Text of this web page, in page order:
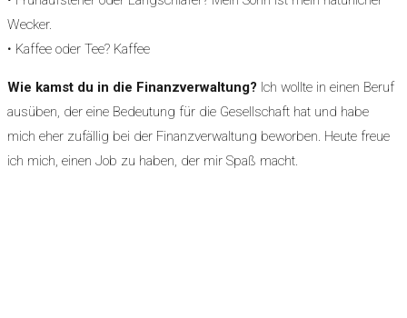
Wecker.
• Kaffee oder Tee? Kaffee
Wie kamst du in die Finanzverwaltung? Ich wollte in einen Beruf
ausüben, der eine Bedeutung für die Gesellschaft hat und habe
mich eher zufällig bei der Finanzverwaltung beworben. Heute freue
ich mich, einen Job zu haben, der mir Spaß macht.